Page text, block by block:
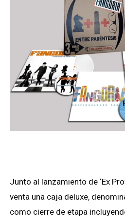
Junto al lanzamiento de ‘Ex
venta una caja deluxe,
como cierre de etapa